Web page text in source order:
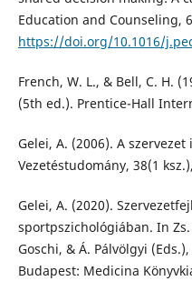
Education and Counseling,
https://doi.org/10.1016/
French, W. L., & Bell, C. H.
(5th ed.). Prentice-Hall
Gelei, A. (2006). A
Vezetéstudomány, 38(1
Gelei, A. (2020).
sportpszichológiában. In
Goschi, & Á. Pálvölgyi
Budapest: Medicina